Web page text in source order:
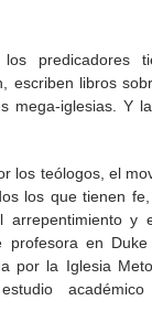
predicadores
escriben libros
mega-iglesias. Y
los teólogos, el
los que tienen
arrepentimiento y
profesora en
por la Iglesia